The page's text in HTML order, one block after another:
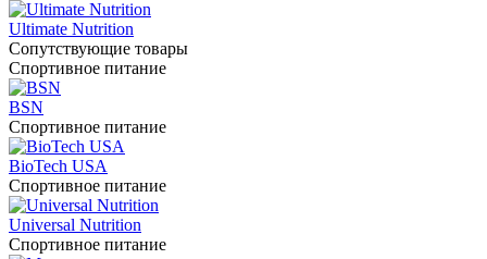
Ultimate Nutrition
Сопутствующие товары
Спортивное питание
BSN
Спортивное питание
BioTech USA
Спортивное питание
Universal Nutrition
Спортивное питание